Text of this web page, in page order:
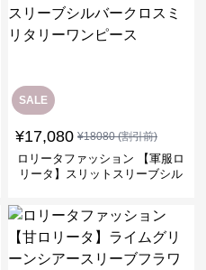
SALE
¥17,080 ¥18080(割引前)
ロリータファッション 【軍服ロ
リータ】スリットスリーブシル